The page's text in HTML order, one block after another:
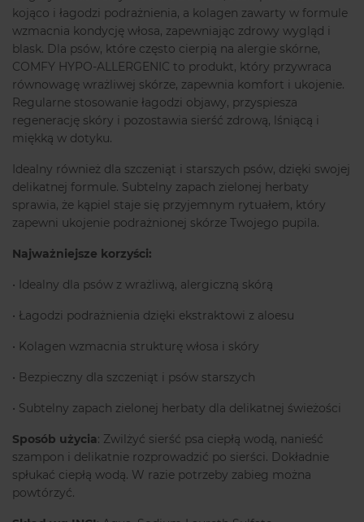
kojąco i łagodzi podrażnienia, a kolagen zawarty w formule
wzmacnia kondycję włosa, zapewniając zdrowy wygląd i
blask. Dla psów, które często cierpią na alergie skórne,
COMFY HYPO-ALLERGENIC to produkt, który przywraca
równowagę wrażliwej skórze, zapewnia komfort i ukojenie.
Regularne stosowanie łagodzi objawy, przyspiesza
regenerację skóry i pozostawia sierść zdrową, lśniącą i
miękką w dotyku.
Idealny również dla szczeniąt i starszych psów, dzięki swojej
delikatnej formule. Subtelny zapach zielonej herbaty
sprawia, że kąpiel staje się przyjemnym rytuałem, który
zapewni ukojenie podrażnionej skórze Twojego pupila.
Najważniejsze korzyści:
• Idealny dla psów z wrażliwą, alergiczną skórą
• Łagodzi podrażnienia dzięki ekstraktowi z aloesu
• Kolagen wzmacnia strukturę włosa i skóry
• Bezpieczny dla szczeniąt i psów starszych
• Subtelny zapach zielonej herbaty dla delikatnej świeżości
Sposób użycia: Zwilżyć sierść psa ciepłą wodą, nanieść
szampon i delikatnie rozprowadzić po sierści. Dokładnie
spłukać ciepłą wodą. W razie potrzeby zabieg można
powtórzyć.